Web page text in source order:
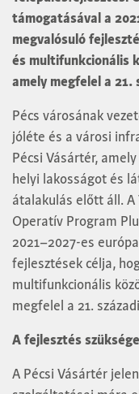
támogatásával a
megvalósuló
és multifunkcionális
amely megfelel a 21.
Pécs városának
jóléte és a városi
Pécsi Vásártér,
helyi lakosságot és
átalakulás előtt áll. A
Operatív Program
2021–2027-es
fejlesztések célja,
multifunkcionális
megfelel a 21.
A fejlesztés
A Pécsi Vásártér